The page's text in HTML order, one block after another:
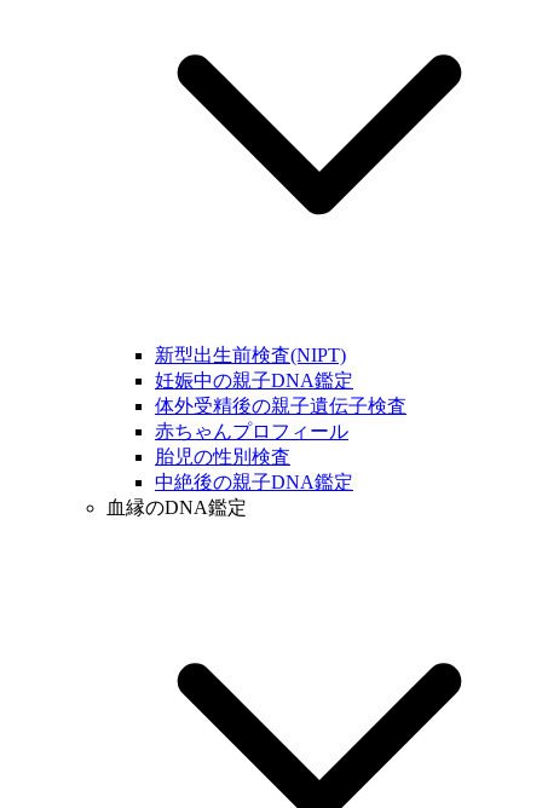
新型出生前検査(NIPT)
妊娠中の親子DNA鑑定
体外受精後の親子遺伝子検査
赤ちゃんプロフィール
胎児の性別検査
中絶後の親子DNA鑑定
血縁のDNA鑑定